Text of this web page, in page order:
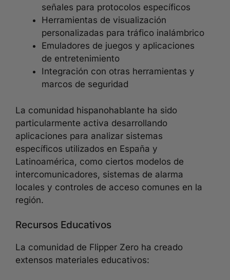
señales para protocolos específicos
Herramientas de visualización
personalizadas para tráfico inalámbrico
Emuladores de juegos y aplicaciones
de entretenimiento
Integración con otras herramientas y
marcos de seguridad
La comunidad hispanohablante ha sido
particularmente activa desarrollando
aplicaciones para analizar sistemas
específicos utilizados en España y
Latinoamérica, como ciertos modelos de
intercomunicadores, sistemas de alarma
locales y controles de acceso comunes en la
región.
Recursos Educativos
La comunidad de Flipper Zero ha creado
extensos materiales educativos: